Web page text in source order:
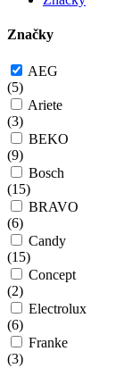
Značky
AEG
(5)
Ariete
(3)
BEKO
(9)
Bosch
(15)
BRAVO
(6)
Candy
(15)
Concept
(2)
Electrolux
(6)
Franke
(3)